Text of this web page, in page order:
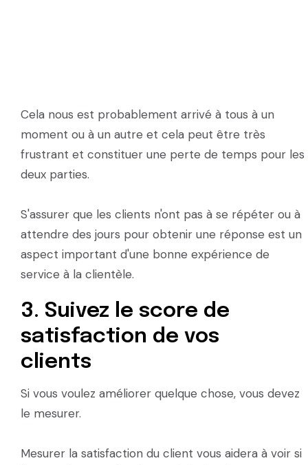
Cela nous est probablement arrivé à tous à un
moment ou à un autre et cela peut être très
frustrant et constituer une perte de temps pour les
deux parties.
S'assurer que les clients n'ont pas à se répéter ou à
attendre des jours pour obtenir une réponse est un
aspect important d'une bonne expérience de
service à la clientèle.
3. Suivez le score de
satisfaction de vos
clients
Si vous voulez améliorer quelque chose, vous devez
le mesurer.
Mesurer la satisfaction du client vous aidera à voir si